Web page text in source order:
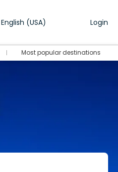
English (USA) Login
Most popular destinations